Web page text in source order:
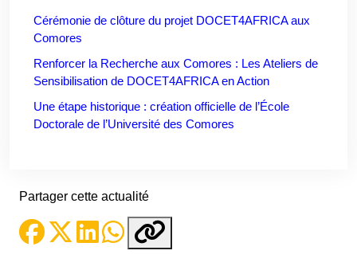
Cérémonie de clôture du projet DOCET4AFRICA aux
Comores
Renforcer la Recherche aux Comores : Les Ateliers de
Sensibilisation de DOCET4AFRICA en Action
Une étape historique : création officielle de l’École
Doctorale de l’Université des Comores
Partager cette actualité